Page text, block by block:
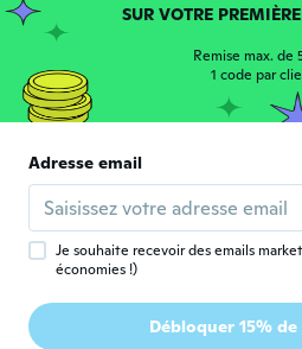
Inscrit depuis 2017 · 30
Conforme alla
funzionale all'uso.
S Sandro
Inscrit depuis 2018 · 15 avis
il y a 4 ans
C corrado
Inscrit depuis 2020 · 129
Niente di eccezionale
SUR VOTRE
Remise max. de
1 code par
Adresse email
Je souhaite recevoir des emails
économies !)
Débloquer 15%